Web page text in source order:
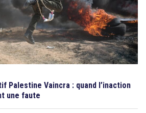
Palestine Vaincra : quand l’inaction
une faute